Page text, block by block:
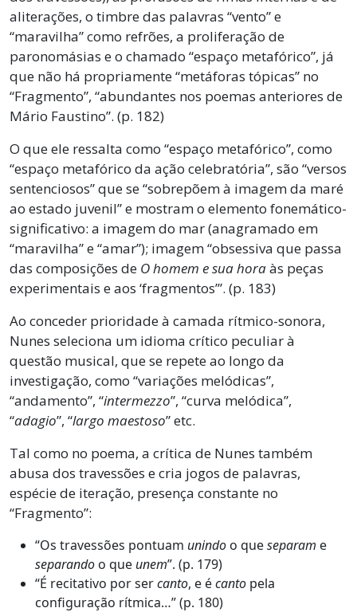
aliterações, o timbre das palavras “vento” e
“maravilha” como refrões, a proliferação de
paronomásias e o chamado “espaço metafórico”, já
que não há propriamente “metáforas tópicas” no
“Fragmento”, “abundantes nos poemas anteriores de
Mário Faustino”. (p. 182)
O que ele ressalta como “espaço metafórico”, como
“espaço metafórico da ação celebratória”, são “versos
sentenciosos” que se “sobrepõem à imagem da maré
ao estado juvenil” e mostram o elemento fonemático-
significativo: a imagem do mar (anagramado em
“maravilha” e “amar”); imagem “obsessiva que passa
das composições de O homem e sua horaàs peças
experimentais e aos ‘fragmentos’”. (p. 183)
Ao conceder prioridade à camada rítmico-sonora,
Nunes seleciona um idioma crítico peculiar à
questão musical, que se repete ao longo da
investigação, como “variações melódicas”,
“andamento”, “intermezzo”, “curva melódica”,
“adagio”, “largo maestoso” etc.
Tal como no poema, a crítica de Nunes também
abusa dos travessões e cria jogos de palavras,
espécie de iteração, presença constante no
“Fragmento”:
“Os travessões pontuam unindo o queseparam e
separando o que unem”. (p. 179)
“É recitativo por sercanto, e écanto pela
configuração rítmica…” (p. 180)